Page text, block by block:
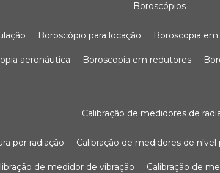
boroscópios
boroscópio para locação boroscopia
aeronáutica boroscopia em redutores
calibração de medidores de
por radiação calibração de medidores de nível
de medidor de vibração calibração de